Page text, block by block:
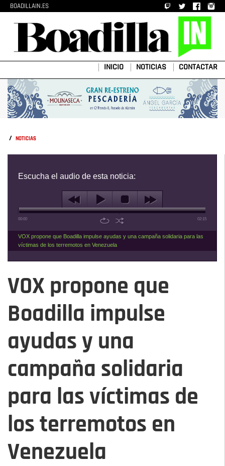
BOADILLAIN.ES
INICIO NOTICIAS CONTACTAR
/ NOTICIAS
Escucha el audio de esta noticia:
00:00 02:15
VOX propone que Boadilla impulse ayudas y una campaña solidaria para las
víctimas de los terremotos en Venezuela
VOX propone que
Boadilla impulse
ayudas y una
campaña solidaria
para las víctimas de
los terremotos en
Venezuela